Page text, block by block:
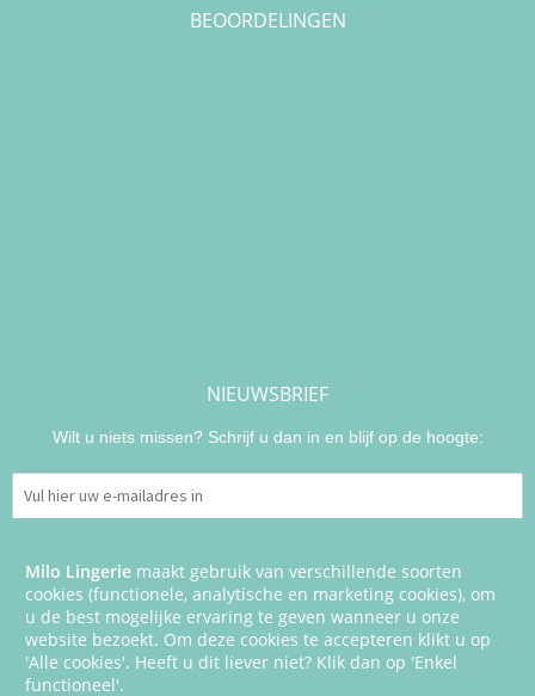
Milo Lingerie maakt gebruik van verschillende soorten
cookies (functionele, analytische en marketing cookies), om
u de best mogelijke ervaring te geven wanneer u onze
website bezoekt. Om deze cookies te accepteren klikt u op
'Alle cookies'. Heeft u dit liever niet? Klik dan op 'Enkel
functioneel'.
BEOORDELINGEN
NIEUWSBRIEF
Wilt u niets missen? Schrijf u dan in en blijf op de hoogte: